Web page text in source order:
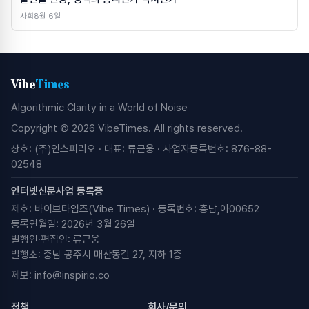
사회8월 6일
VibeTimes
Algorithmic Clarity in a World of Noise
Copyright © 2026 VibeTimes. All rights reserved.
상호: (주)인스피리오 · 대표: 류근웅 · 사업자등록번호: 876-88-
02548
인터넷신문사업 등록증
제호: 바이브타임즈(Vibe Times) · 등록번호: 충남,아00652
등록연월일: 2026년 3월 26일
발행인·편집인: 류근웅
발행소: 충남 공주시 매산동길 27, 지하 1층
제보: info@inspirio.co